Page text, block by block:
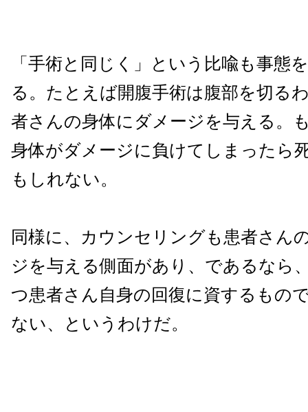
「手術と同じく」という比喩も事態
る。たとえば開腹手術は腹部を切る
者さんの身体にダメージを与える。
身体がダメージに負けてしまったら
もしれない。
同様に、カウンセリングも患者さん
ジを与える側面があり、であるなら
つ患者さん自身の回復に資するもの
ない、というわけだ。